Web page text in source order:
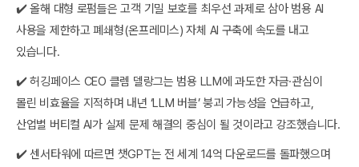
✔️ 올해 대형 로펌들은 고객 기밀 보호를 최우선 과제로 삼아 범용 AI
사용을 제한하고 폐쇄형(온프레미스) 자체 AI 구축에 속도를 내고
있습니다.
✔️ 허깅페이스 CEO 클렘 델랑그는 범용 LLM에 과도한 자금·관심이
몰린 비효율을 지적하며 내년 ‘LLM 버블’ 붕괴 가능성을 언급하고,
산업별 버티컬 AI가 실제 문제 해결의 중심이 될 것이라고 강조했습니다.
✔️ 센서타워에 따르면 챗GPT는 전 세계 14억 다운로드를 돌파했으며